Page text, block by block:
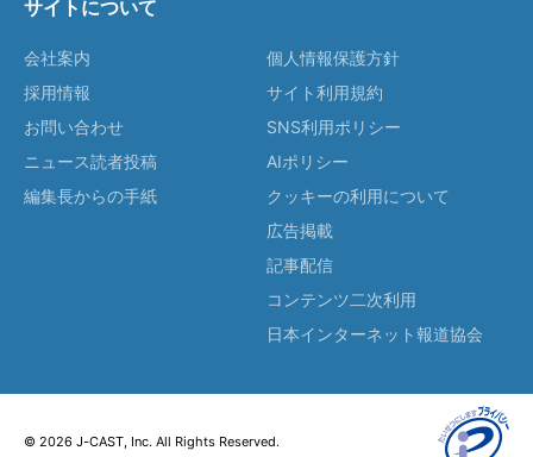
サイトについて
会社案内
採用情報
お問い合わせ
ニュース読者投稿
編集長からの手紙
個人情報保護方針
サイト利用規約
SNS利用ポリシー
AIポリシー
クッキーの利用について
広告掲載
記事配信
コンテンツ二次利用
日本インターネット報道協会
© 2026 J-CAST, Inc. All Rights Reserved.